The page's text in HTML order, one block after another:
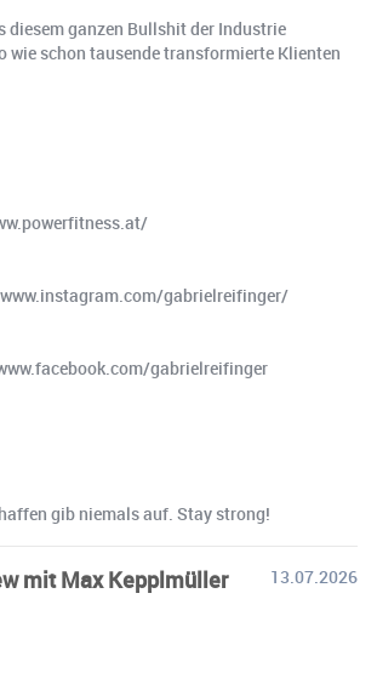
diesem ganzen Bullshit der Industrie
wie schon tausende transformierte Klienten
gabrielreifinger/
gabrielreifinger
gib niemals auf. Stay strong!
mit Max Kepplmüller
13.07.2026